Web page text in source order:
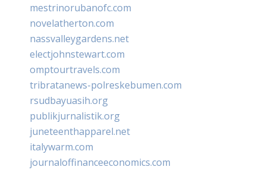
mestrinorubanofc.com
novelatherton.com
nassvalleygardens.net
electjohnstewart.com
omptourtravels.com
tribratanews-polreskebumen.com
rsudbayuasih.org
publikjurnalistik.org
juneteenthapparel.net
italywarm.com
journaloffinanceeconomics.com